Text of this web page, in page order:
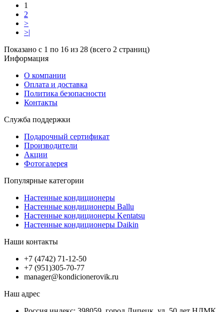
1
2
>
>|
Показано с 1 по 16 из 28 (всего 2 страниц)
Информация
О компании
Оплата и доставка
Политика безопасности
Контакты
Служба поддержки
Подарочный сертификат
Производители
Акции
Фотогалерея
Популярные категории
Настенные кондиционеры
Настенные кондиционеры Ballu
Настенные кондиционеры Kentatsu
Настенные кондиционеры Daikin
Наши контакты
+7 (4742) 71-12-50
+7 (951)305-70-77
manager@kondicionerovik.ru
Наш адрес